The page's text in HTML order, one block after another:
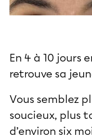
En 4 à 10 jours
retrouve sa
Vous semblez
soucieux, plus
d’environ six